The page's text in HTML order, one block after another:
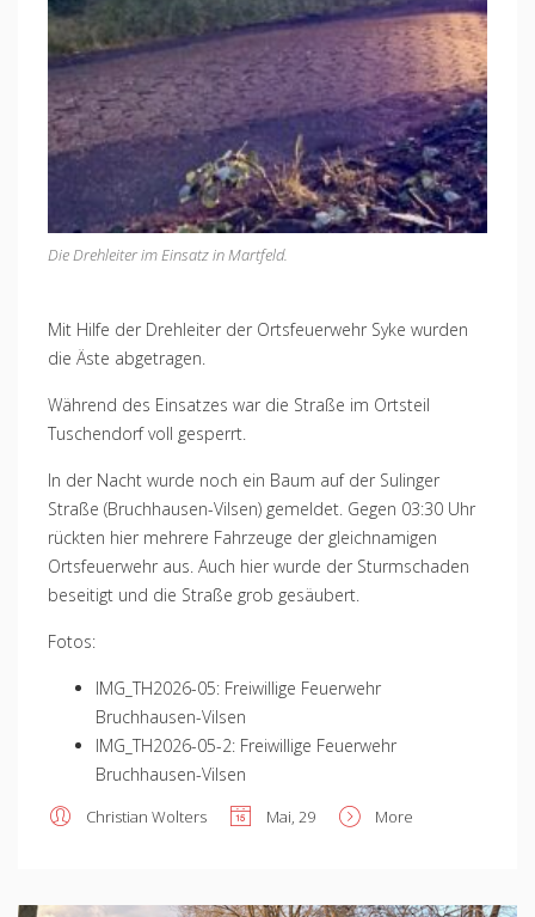
Die Drehleiter im Einsatz in Martfeld.
Mit Hilfe der Drehleiter der Ortsfeuerwehr Syke wurden
die Äste abgetragen.
Während des Einsatzes war die Straße im Ortsteil
Tuschendorf voll gesperrt.
In der Nacht wurde noch ein Baum auf der Sulinger
Straße (Bruchhausen-Vilsen) gemeldet. Gegen 03:30 Uhr
rückten hier mehrere Fahrzeuge der gleichnamigen
Ortsfeuerwehr aus. Auch hier wurde der Sturmschaden
beseitigt und die Straße grob gesäubert.
Fotos:
IMG_TH2026-05: Freiwillige Feuerwehr
Bruchhausen-Vilsen
IMG_TH2026-05-2: Freiwillige Feuerwehr
Bruchhausen-Vilsen
Christian Wolters Mai, 29 More